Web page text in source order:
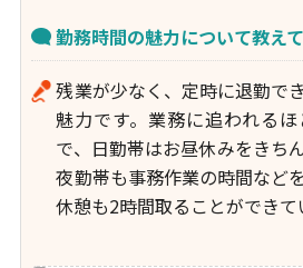
勤務時間の魅力について教えて
残業が少なく、定時に退勤で
魅力です。業務に追われる
で、日勤帯はお昼休みをきち
夜勤帯も事務作業の時間など
休憩も2時間取ることができて